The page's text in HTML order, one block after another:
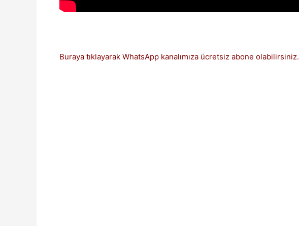
Buraya tıklayarak WhatsApp kanalımıza ücretsiz abone olabilirsiniz.